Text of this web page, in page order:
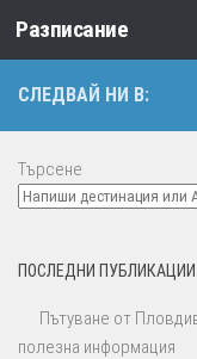
Към съдържанието
Разписание
СЛЕДВАЙ НИ В:
Търсене
ПОСЛЕДНИ ПУБЛИКАЦИИ
Пътуване от
полезна информация